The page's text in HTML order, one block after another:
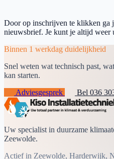
Door op inschrijven te klikken ga
nieuwsbrief. Je kunt je altijd weer
Binnen 1 werkdag duidelijkheid
Snel weten wat technisch past,
kan starten.
Adviesgesprek
Bel 036
Uw specialist in duurzame
Zeewolde.
Actief in Zeewolde, Harderwijk,